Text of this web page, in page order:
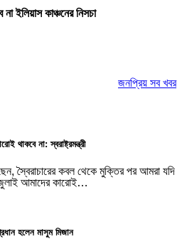
ইলিয়াস কাঞ্চনের নিসচা
জনপ্রিয় সব খবর
থাকবে না: স্বরাষ্ট্রমন্ত্রী
স্বৈরাচারের কবল থেকে মুক্তির পর আমরা যদি
আমাদের কারোই…
হলেন মাসুম মিজান